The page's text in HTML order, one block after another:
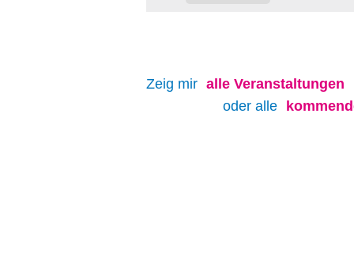
Zeig mir alle Veranstaltungen
oder alle